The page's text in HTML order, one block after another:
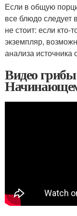
Если в общую
все блюдо следует
не стоит: если кто-
экземпляр,
анализа источника
Видео